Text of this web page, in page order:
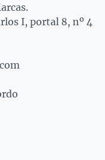
I, portal 8, nº 4